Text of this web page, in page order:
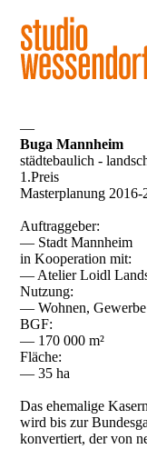
—
Buga Mannheim
städtebaulich -
1.Preis
Masterplanung 2016-
Auftraggeber:
— Stadt Mannheim
in Kooperation mit:
— Atelier Loidl
Nutzung:
— Wohnen, Gewerbe
BGF:
— 170 000 m²
Fläche:
— 35 ha
Das ehemalige
wird bis zur
konvertiert, der von